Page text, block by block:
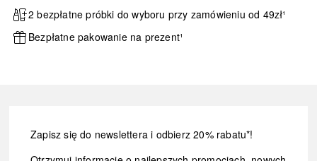
2 bezpłatne próbki do wyboru przy zamówieniu od 49zł¹
Bezpłatne pakowanie na prezent¹
Zapisz się do newslettera i odbierz 20% rabatu*!